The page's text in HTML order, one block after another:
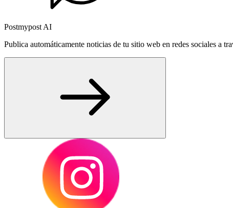
Postmypost AI
Publica automáticamente noticias de tu sitio web en redes sociales a